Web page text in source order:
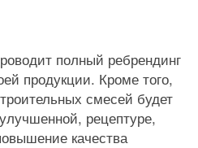
полный ребрендинг
продукции. Кроме того,
смесей будет
рецептуре,
качества